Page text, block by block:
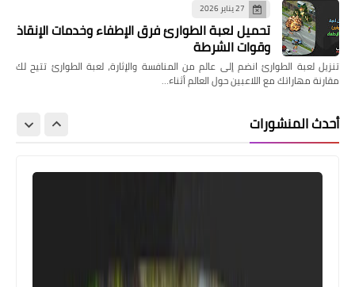
27 يناير 2026
تحميل لعبة الطوارئ فرق الإطفاء وخدمات الإنقاذ
وقوات الشرطة
تنزيل لعبة الطوارئ انضم إلى عالم من المنافسة والإثارة، لعبة الطوارئ تتيح لك
مقارنة مهاراتك مع اللاعبين حول العالم أثناء…
أحدث المنشورات